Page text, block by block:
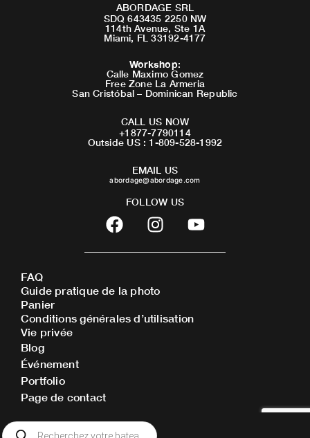
ABORDAGE SRL
SDQ 643435 2250 NW
114th Avenue, Ste 1A
Miami, FL 33192-4177
Workshop:
Calle Maximo Gomez
Free Zone La Armeria
San Cristóbal – Dominican Republic
CALL US NOW
+1877-7790114
Outside US : 1-809-528-1992
EMAIL US
abordage@abordage.com
FOLLOW US
F
a
c
b
o
o
I
n
s
a
g
r
Y
o
u
FAQ
Guide pratique de la photo
Panier
Conditions générales d’utilisation
Vie privée
Blog
Événement
Portfolio
Page de contact
Recherche